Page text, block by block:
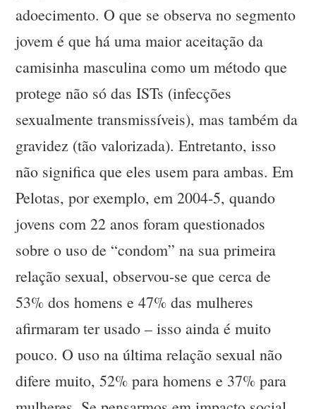
adoecimento. O que se observa no segmento
jovem é que há uma maior aceitação da
camisinha masculina como um método que
protege não só das ISTs (infecções
sexualmente transmissíveis), mas também da
gravidez (tão valorizada). Entretanto, isso
não significa que eles usem para ambas. Em
Pelotas, por exemplo, em 2004-5, quando
jovens com 22 anos foram questionados
sobre o uso de “condom” na sua primeira
relação sexual, observou-se que cerca de
53% dos homens e 47% das mulheres
afirmaram ter usado – isso ainda é muito
pouco. O uso na última relação sexual não
difere muito, 52% para homens e 37% para